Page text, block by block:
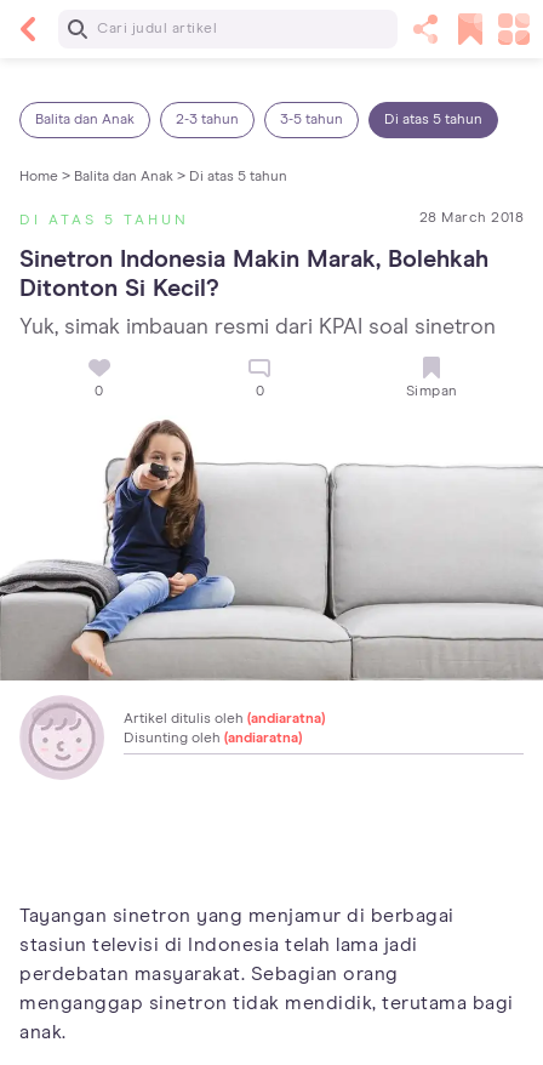
Baca Selanjutnya
Balita dan Anak 2-3 tahun 3-5 tahun Di atas 5 tahun
Home > Balita dan Anak > Di atas 5 tahun
DI ATAS 5 TAHUN 28 March 2018
Sinetron Indonesia Makin Marak, Bolehkah
Ditonton Si Kecil?
Yuk, simak imbauan resmi dari KPAI soal sinetron
0 0 Simpan
Artikel ditulis oleh (andiaratna)
Disunting oleh (andiaratna)
Tayangan sinetron yang menjamur di berbagai
stasiun televisi di Indonesia telah lama jadi
perdebatan masyarakat. Sebagian orang
menganggap sinetron tidak mendidik, terutama bagi
anak.